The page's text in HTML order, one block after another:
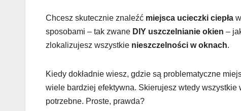
Chcesz skutecznie znaleźć miejsca ucieczki ciepła
sposobami – tak zwane DIY uszczelnianie okien –
zlokalizujesz wszystkie nieszczelności w oknach.
Kiedy dokładnie wiesz, gdzie są problematyczne
wiele bardziej efektywna. Skierujesz wtedy wszystkie
potrzebne. Proste, prawda?